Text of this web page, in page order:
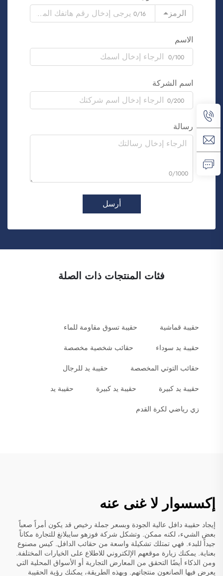
الرمز
0/16
الاسم
0/100
اسم الشركة
0/200
رسالة
0/1000
أرسل
فئات المنتجات ذات الصلة
حقيبة قماشية حقيبة تسوق مقاومة للماء
حقيبة يد سوداء حقائب شخصية مخصصة
حقائب التوتي المخصصة حقيبة يد للرجال
حقيبة يد كبيرة حقيبة يد كبيرة حقيبة يد
زي رياضي لكرة القدم
إكسسوار لا غنى عنه
إيجاد حقيبة دافل عالية الجودة وبسعر جملة رخيص قد يكون أمراً صعباً
بعض الشيء، لكنه ممكن. وتشكل شركة فوزهو سايبلانغ للتجارة مكاناً
جيداً للبدء. فهي تمتلك تشكيلة واسعة من حقائب الدافل. كيس مصنوع
بعناية. يمكنك زيارة موقعهم الإلكتروني للاطلاع على الخيارات المختلفة.
ومن الذكاء أيضًا التحقق من المعارض التجارية أو الأسواق المحلية التي
يعرض فيها الصانعون منتجاتهم. وبهذه الطريقة، يمكنك رؤية الحقيبة